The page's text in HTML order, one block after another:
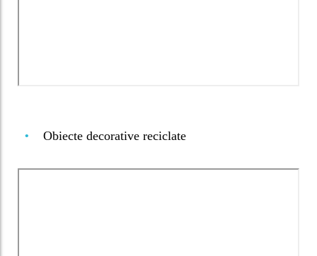
• Obiecte decorative reciclate